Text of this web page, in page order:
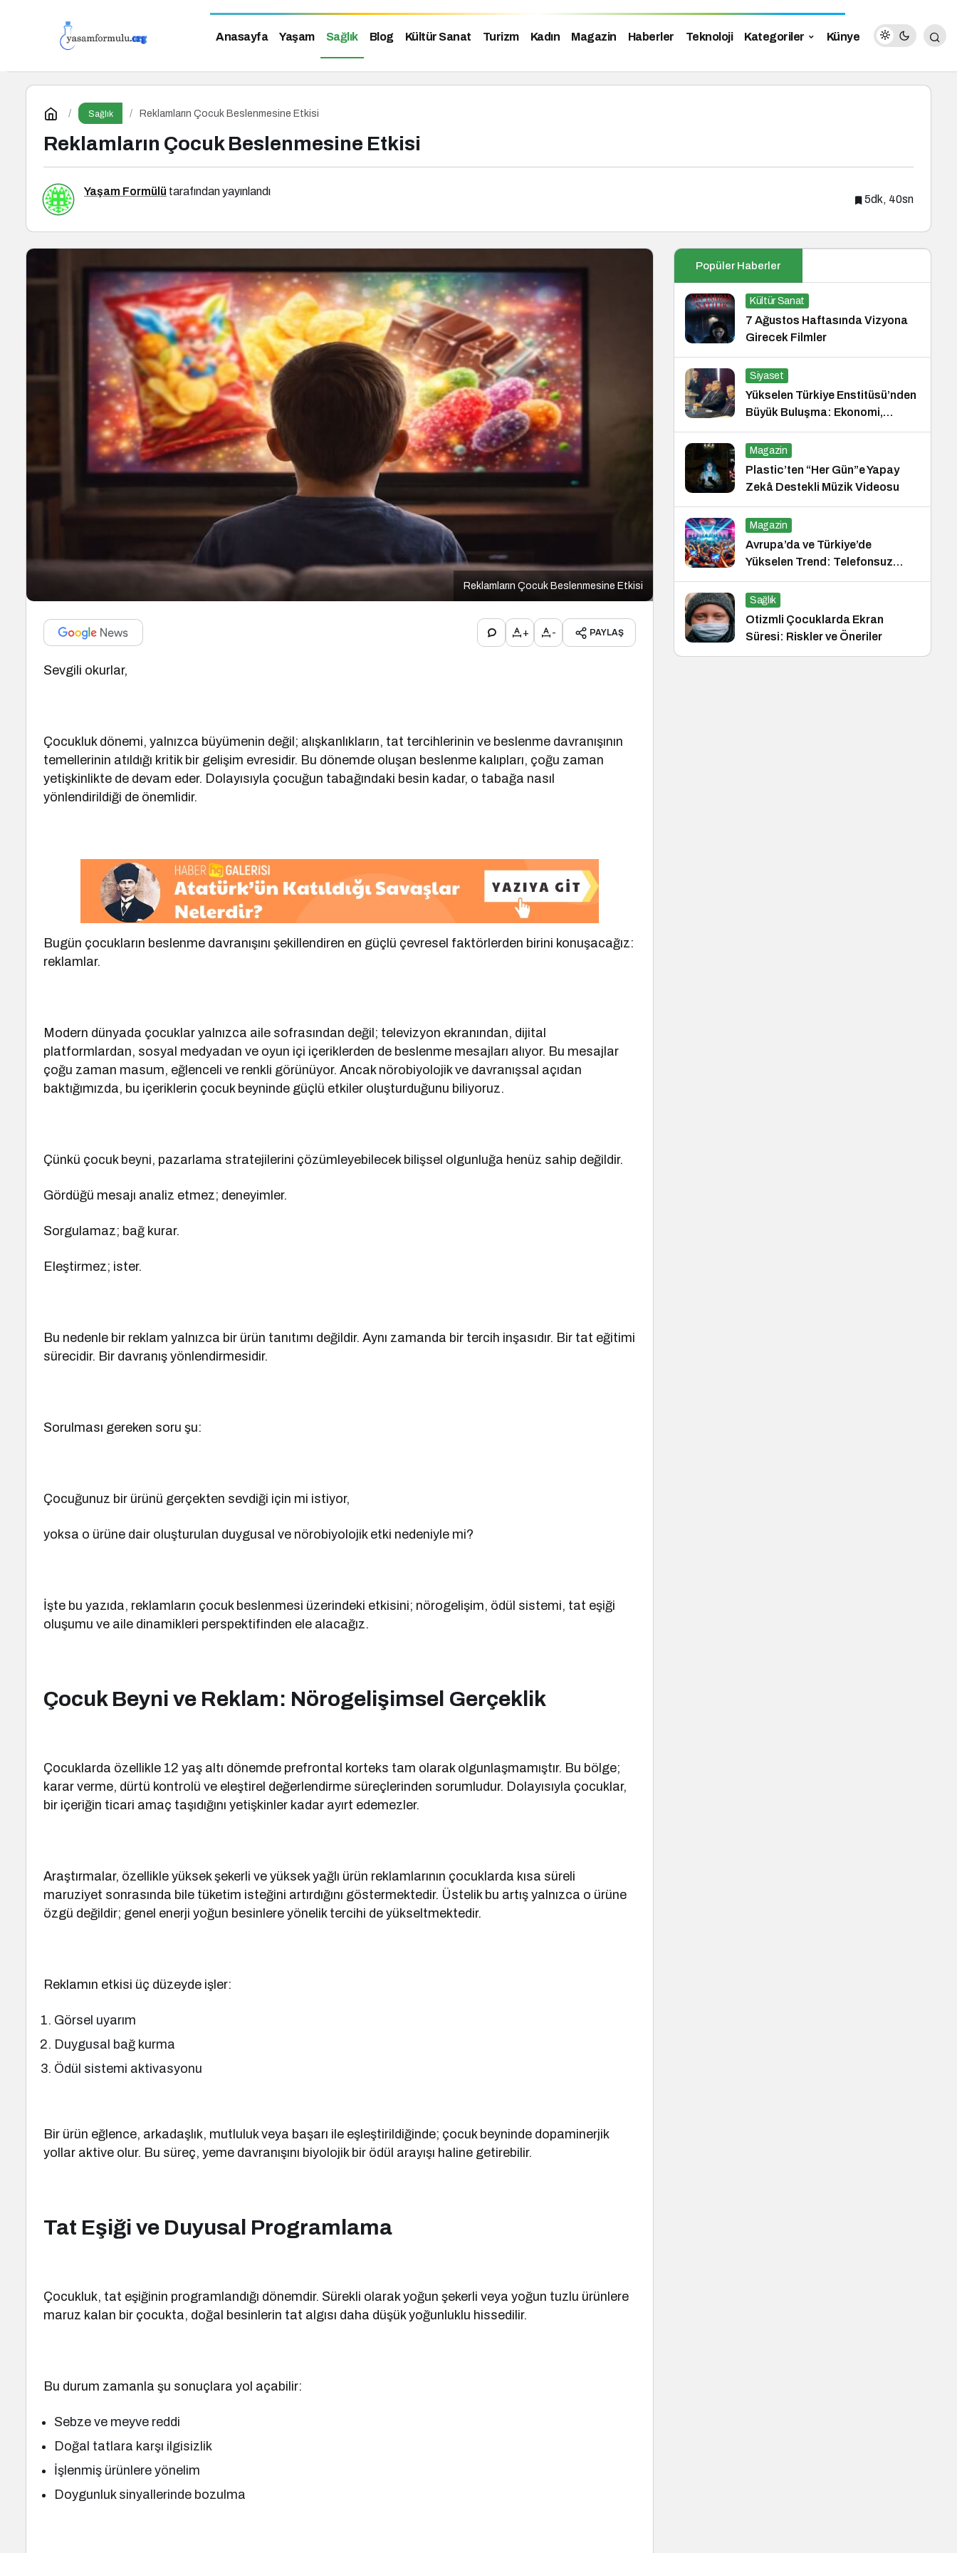
Anasayfa Yaşam Sağlık Blog Kültür Sanat Turizm Kadın Magazin Haberler Teknoloji Kategoriler Künye
Sağlık Reklamların Çocuk Beslenmesine Etkisi
Reklamların Çocuk Beslenmesine Etkisi
Yaşam Formülü tarafından yayınlandı
5dk, 40sn
Reklamların Çocuk Beslenmesine Etkisi
+ - PAYLAŞ
Sevgili okurlar,
Çocukluk dönemi, yalnızca büyümenin değil; alışkanlıkların, tat tercihlerinin ve beslenme davranışının
temellerinin atıldığı kritik bir gelişim evresidir. Bu dönemde oluşan beslenme kalıpları, çoğu zaman
yetişkinlikte de devam eder. Dolayısıyla çocuğun tabağındaki besin kadar, o tabağa nasıl
yönlendirildiği de önemlidir.
Bugün çocukların beslenme davranışını şekillendiren en güçlü çevresel faktörlerden birini konuşacağız:
reklamlar.
Modern dünyada çocuklar yalnızca aile sofrasından değil; televizyon ekranından, dijital
platformlardan, sosyal medyadan ve oyun içi içeriklerden de beslenme mesajları alıyor. Bu mesajlar
çoğu zaman masum, eğlenceli ve renkli görünüyor. Ancak nörobiyolojik ve davranışsal açıdan
baktığımızda, bu içeriklerin çocuk beyninde güçlü etkiler oluşturduğunu biliyoruz.
Çünkü çocuk beyni, pazarlama stratejilerini çözümleyebilecek bilişsel olgunluğa henüz sahip değildir.
Gördüğü mesajı analiz etmez; deneyimler.
Sorgulamaz; bağ kurar.
Eleştirmez; ister.
Bu nedenle bir reklam yalnızca bir ürün tanıtımı değildir. Aynı zamanda bir tercih inşasıdır. Bir tat eğitimi
sürecidir. Bir davranış yönlendirmesidir.
Sorulması gereken soru şu:
Çocuğunuz bir ürünü gerçekten sevdiği için mi istiyor,
yoksa o ürüne dair oluşturulan duygusal ve nörobiyolojik etki nedeniyle mi?
İşte bu yazıda, reklamların çocuk beslenmesi üzerindeki etkisini; nörogelişim, ödül sistemi, tat eşiği
oluşumu ve aile dinamikleri perspektifinden ele alacağız.
Çocuk Beyni ve Reklam: Nörogelişimsel Gerçeklik
Çocuklarda özellikle 12 yaş altı dönemde prefrontal korteks tam olarak olgunlaşmamıştır. Bu bölge;
karar verme, dürtü kontrolü ve eleştirel değerlendirme süreçlerinden sorumludur. Dolayısıyla çocuklar,
bir içeriğin ticari amaç taşıdığını yetişkinler kadar ayırt edemezler.
Araştırmalar, özellikle yüksek şekerli ve yüksek yağlı ürün reklamlarının çocuklarda kısa süreli
maruziyet sonrasında bile tüketim isteğini artırdığını göstermektedir. Üstelik bu artış yalnızca o ürüne
özgü değildir; genel enerji yoğun besinlere yönelik tercihi de yükseltmektedir.
Reklamın etkisi üç düzeyde işler:
Görsel uyarım
Duygusal bağ kurma
Ödül sistemi aktivasyonu
Bir ürün eğlence, arkadaşlık, mutluluk veya başarı ile eşleştirildiğinde; çocuk beyninde dopaminerjik
yollar aktive olur. Bu süreç, yeme davranışını biyolojik bir ödül arayışı haline getirebilir.
Tat Eşiği ve Duyusal Programlama
Çocukluk, tat eşiğinin programlandığı dönemdir. Sürekli olarak yoğun şekerli veya yoğun tuzlu ürünlere
maruz kalan bir çocukta, doğal besinlerin tat algısı daha düşük yoğunluklu hissedilir.
Bu durum zamanla şu sonuçlara yol açabilir:
Sebze ve meyve reddi
Doğal tatlara karşı ilgisizlik
İşlenmiş ürünlere yönelim
Doygunluk sinyallerinde bozulma
Popüler Haberler
Kültür Sanat
7 Ağustos Haftasında Vizyona
Girecek Filmler
Siyaset
Yükselen Türkiye Enstitüsü’nden
Büyük Buluşma: Ekonomi,
Güvenlik Politikaları ve Hukuk
Konferansı
Magazin
Plastic’ten “Her Gün”e Yapay
Zekâ Destekli Müzik Videosu
Magazin
Avrupa’da ve Türkiye’de
Yükselen Trend: Telefonsuz
Gece Kulüpleri
Sağlık
Otizmli Çocuklarda Ekran
Süresi: Riskler ve Öneriler